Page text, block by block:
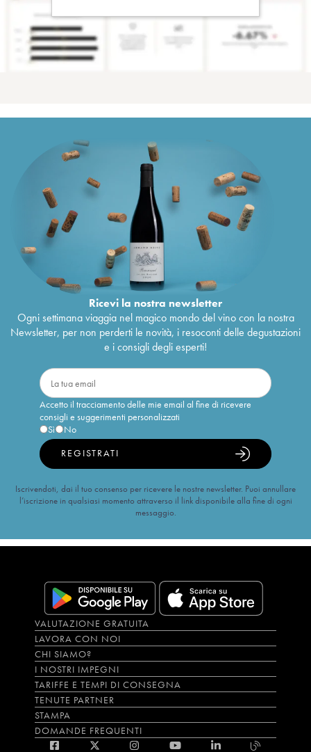
Ricevi la nostra newsletter
Ogni settimana viaggia nel magico mondo del vino con la nostra
Newsletter, per non perderti le novità, i resoconti delle degustazioni
e i consigli degli esperti!
Accetto il tracciamento delle mie email al fine di ricevere
consigli e suggerimenti personalizzati
Sì
No
REGISTRATI
Iscrivendoti, dai il tuo consenso per ricevere le nostre newsletter. Puoi annullare
l’iscrizione in qualsiasi momento attraverso il link disponibile alla fine di ogni
messaggio.
VALUTAZIONE GRATUITA
LAVORA CON NOI
CHI SIAMO?
I NOSTRI IMPEGNI
TARIFFE E TEMPI DI CONSEGNA
TENUTE PARTNER
STAMPA
DOMANDE FREQUENTI